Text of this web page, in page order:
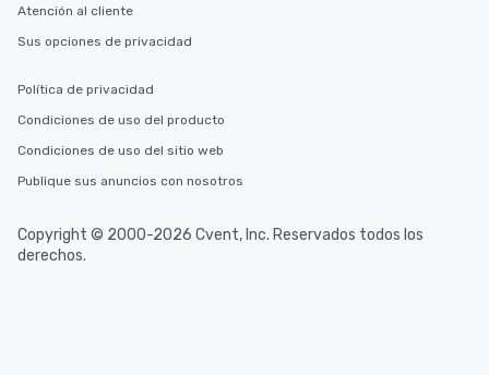
Atención al cliente
Sus opciones de privacidad
Política de privacidad
Condiciones de uso del producto
Condiciones de uso del sitio web
Publique sus anuncios con nosotros
Copyright © 2000-2026 Cvent, Inc. Reservados todos los
derechos.